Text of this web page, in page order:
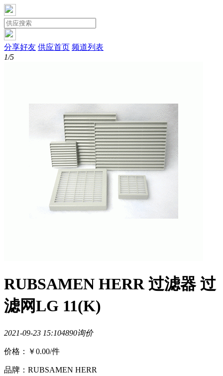
分享好友 供应首页 频道列表
1/5
RUBSAMEN HERR 过滤器 过
滤网LG 11(K)
2021-09-23 15:104890询价
价格： ￥0.00/件
品牌：RUBSAMEN HERR